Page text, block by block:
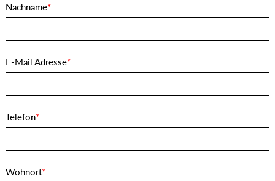
Nachname*
E-Mail Adresse*
Telefon*
Wohnort*